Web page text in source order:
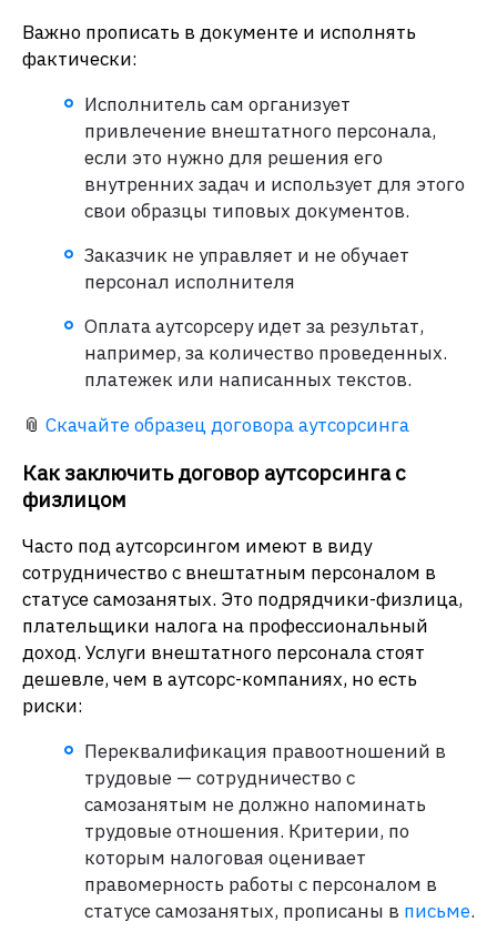
Важно прописать в документе и исполнять
фактически:
Исполнитель сам организует
привлечение внештатного персонала,
если это нужно для решения его
внутренних задач и использует для этого
свои образцы типовых документов.
Заказчик не управляет и не обучает
персонал исполнителя
Оплата аутсорсеру идет за результат,
например, за количество проведенных.
платежек или написанных текстов.
📎 Скачайте образец договора аутсорсинга
Как заключить договор аутсорсинга с
физлицом
Часто под аутсорсингом имеют в виду
сотрудничество с внештатным персоналом в
статусе самозанятых. Это подрядчики-физлица,
плательщики налога на профессиональный
доход. Услуги внештатного персонала стоят
дешевле, чем в аутсорс-компаниях, но есть
риски:
Переквалификация правоотношений в
трудовые — сотрудничество с
самозанятым не должно напоминать
трудовые отношения. Критерии, по
которым налоговая оценивает
правомерность работы с персоналом в
статусе самозанятых, прописаны в письме.